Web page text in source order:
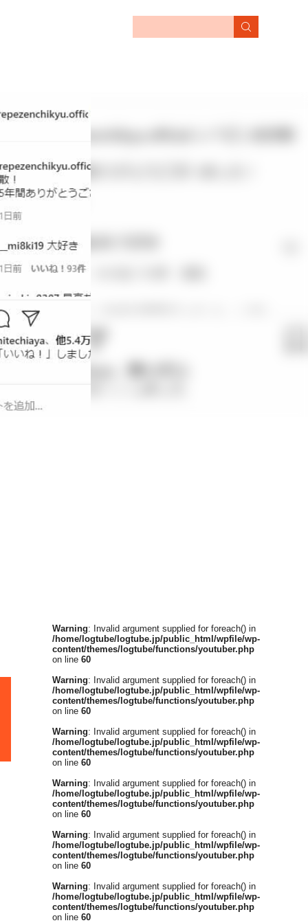
Warning: Invalid argument supplied for foreach() in
/home/logtube/logtube.jp/public_html/wpfile/wp-
content/themes/logtube/functions/youtuber.php
on line 60
Warning: Invalid argument supplied for foreach() in
/home/logtube/logtube.jp/public_html/wpfile/wp-
content/themes/logtube/functions/youtuber.php
on line 60
Warning: Invalid argument supplied for foreach() in
/home/logtube/logtube.jp/public_html/wpfile/wp-
content/themes/logtube/functions/youtuber.php
on line 60
Warning: Invalid argument supplied for foreach() in
/home/logtube/logtube.jp/public_html/wpfile/wp-
content/themes/logtube/functions/youtuber.php
on line 60
Warning: Invalid argument supplied for foreach() in
/home/logtube/logtube.jp/public_html/wpfile/wp-
content/themes/logtube/functions/youtuber.php
on line 60
Warning: Invalid argument supplied for foreach() in
/home/logtube/logtube.jp/public_html/wpfile/wp-
content/themes/logtube/functions/youtuber.php
on line 60